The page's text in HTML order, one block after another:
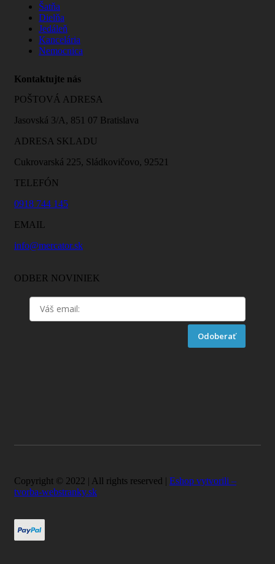
Šatňa
Dielňa
Jedáleň
Kancelária
Nemocnica
Kontaktujte nás
POŠTOVÁ ADRESA
Jasovská 3/A, 851 07 Bratislava
ADRESA SKLADU
Cukrovarská 225, Sládkovičovo, 92521
TELEFÓN
0918 744 145
EMAIL
info@mercator.sk
ODBER NOVINIEK
Odoberať
Copyright © 2022 | All rights reserved | Eshop vytvorili –
tvorba-webstranky.sk